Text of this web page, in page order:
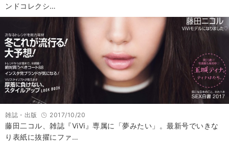
ンドコレクシ…
雑誌・出版 2017/10/20
藤田二コル、雑誌『ViVi』専属に「夢みたい」。最新号でいきな
り表紙に抜擢にファ…